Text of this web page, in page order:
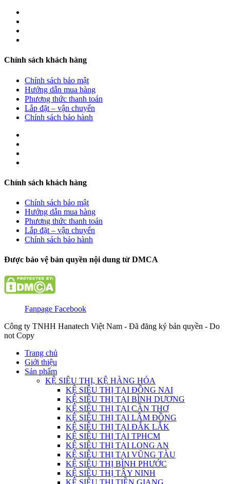
Chính sách khách hàng
Chính sách bảo mật
Hướng dẫn mua hàng
Phương thức thanh toán
Lắp đặt – vận chuyển
Chính sách bảo hành
Chính sách khách hàng
Chính sách bảo mật
Hướng dẫn mua hàng
Phương thức thanh toán
Lắp đặt – vận chuyển
Chính sách bảo hành
Được bảo vệ bản quyền nội dung từ DMCA
Fanpage Facebook
Công ty TNHH Hanatech Việt Nam - Đã đăng ký bản quyền - Do
not Copy
Trang chủ
Giới thiệu
Sản phẩm
KỆ SIÊU THỊ, KỆ HÀNG HÓA
KỆ SIÊU THỊ TẠI ĐỒNG NAI
KỆ SIÊU THỊ TẠI BÌNH DƯƠNG
KỆ SIÊU THỊ TẠI CẦN THƠ
KỆ SIÊU THỊ TẠI LÂM ĐỒNG
KỆ SIÊU THỊ TẠI ĐẮK LẮK
KỆ SIÊU THỊ TẠI TPHCM
KỆ SIÊU THỊ TẠI LONG AN
KỆ SIÊU THỊ TẠI VŨNG TÀU
KỆ SIÊU THỊ BÌNH PHƯỚC
KỆ SIÊU THỊ TÂY NINH
KỆ SIÊU THỊ TIỀN GIANG